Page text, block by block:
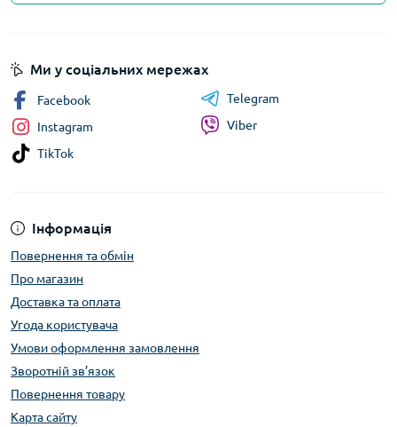
Інформація
Повернення та обмін
Про магазин
Доставка та оплата
Угода користувача
Умови оформлення замовлення
Зворотній зв’язок
Повернення товару
Карта сайту
Ми у соціальних мережах
Facebook
Instagram
TikTok
Telegram
Viber